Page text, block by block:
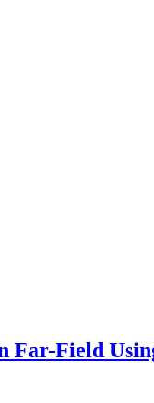
Far-Field